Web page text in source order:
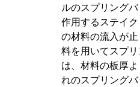
ルのスプリング
作用するステイ
の材料の流入が
料を用いてスプ
は、材料の板厚
れのスプリング